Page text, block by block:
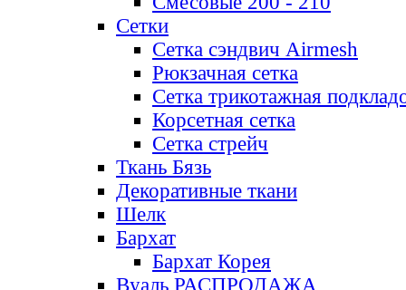
Сетки
Сетка сэндвич Airmesh
Рюкзачная сетка
Сетка трикотажная
Корсетная сетка
Сетка стрейч
Ткань Бязь
Декоративные ткани
Шелк
Бархат
Бархат Корея
Вуаль РАСПРОДАЖА